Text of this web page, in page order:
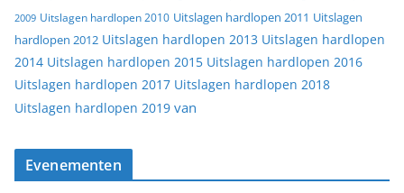
2009 Uitslagen hardlopen 2010 Uitslagen hardlopen 2011 Uitslagen
hardlopen 2012 Uitslagen hardlopen 2013 Uitslagen hardlopen
2014 Uitslagen hardlopen 2015 Uitslagen hardlopen 2016
Uitslagen hardlopen 2017 Uitslagen hardlopen 2018
Uitslagen hardlopen 2019 van
Evenementen